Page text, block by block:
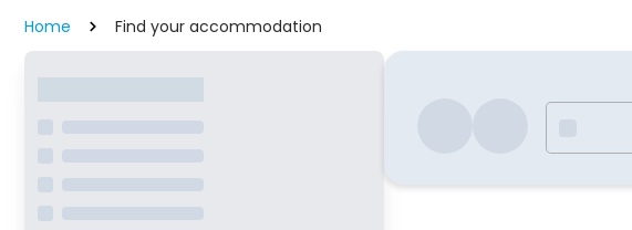
Home Find your accommodation